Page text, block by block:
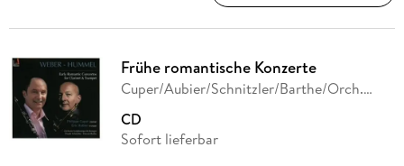
Frühe romantische Konzerte
Cuper/Aubier/Schnitzler/Barthe/Orch.
CD
Sofort lieferbar